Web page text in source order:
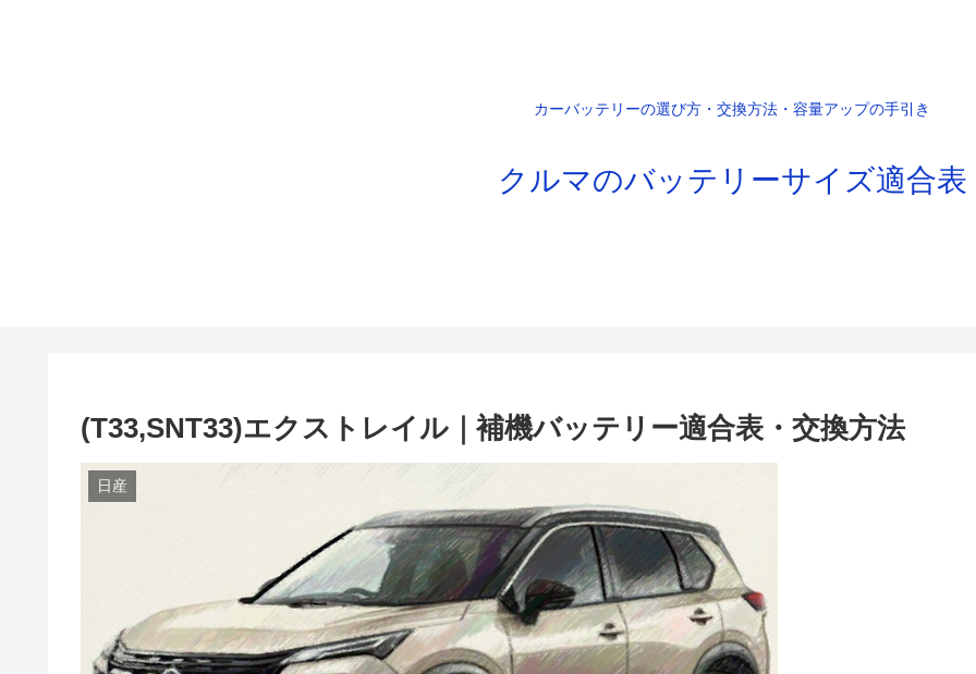
カーバッテリーの選び方・交換方法・容量アップの手引き
クルマのバッテリーサイズ適合表
(T33,SNT33)エクストレイル｜補機バッテリー適合表・交換方法
日産